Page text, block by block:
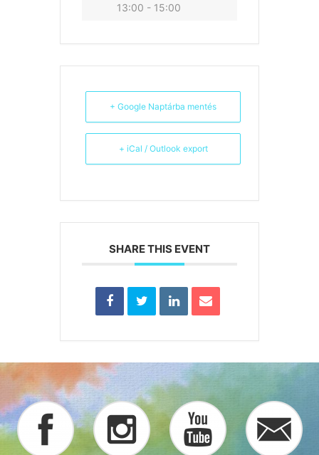
13:00 - 15:00
+ Google Naptárba mentés
+ iCal / Outlook export
SHARE THIS EVENT